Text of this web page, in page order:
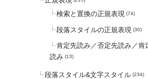
検索と置換の正規表現 (74)
段落スタイルの正規表現 (30)
肯定先読み／否定先読み／肯
読み (13)
段落スタイル&文字スタイル (234)